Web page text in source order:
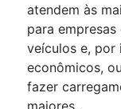
atendem às
para
veículos e, por
econômicos,
fazer
maiores.